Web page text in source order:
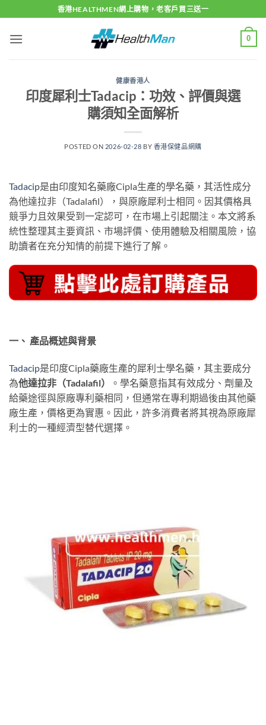
to
content
香港HEALTHMEN網上購物，老客戶買三送一
0
健康香港人
印度犀利士Tadacip：功效、評價與選
購須知全面解析
POSTED ON 2026-02-28 BY 香港保健品網購
Tadacip是由印度知名藥廠Cipla生產的學名藥，其活性成分
為他達拉非（Tadalafil），與原廠犀利士相同。因其價格具
競爭力且效果受到一定認可，在市場上引起關注。本文將系
統性整理其主要資訊、市場評價、使用體驗及相關風險，協
助讀者在充分知情的前提下進行了解。
一、 產品概述與背景
Tadacip是印度Cipla藥廠生產的犀利士學名藥，其主要成分
為他達拉非（Tadalafil）
。學名藥意指其有效成分、劑量及
給藥途徑與原廠專利藥相同，但通常在專利期過後由其他藥
廠生產，價格更為實惠。因此，許多消費者將其視為原廠犀
利士的一種經濟型替代選擇。